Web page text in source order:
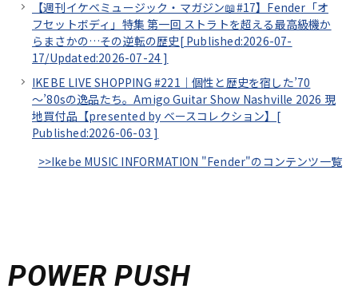
【週刊イケベミュージック・マガジン📖#17】Fender「オ
フセットボディ」特集 第一回 ストラトを超える最高級機か
らまさかの…その逆転の歴史[ Published:2026-07-
17/Updated:2026-07-24 ]
IKEBE LIVE SHOPPING #221｜個性と歴史を宿した’70
～’80sの逸品たち。Amigo Guitar Show Nashville 2026 現
地買付品【presented by ベースコレクション】[
Published:2026-06-03 ]
>>Ikebe MUSIC INFORMATION "Fender"のコンテンツ一覧
POWER PUSH